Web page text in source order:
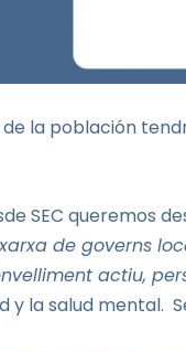
la población
SEC queremos
de governs
actiu,
y la salud mental.